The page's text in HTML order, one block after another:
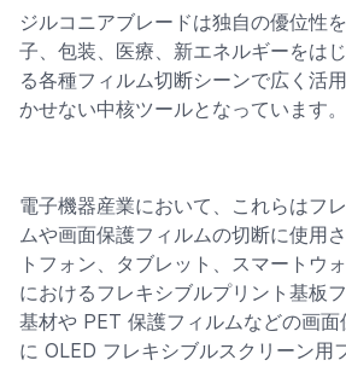
ジルコニアブレードは独自の優位性
子、包装、医療、新エネルギーをは
る各種フィルム切断シーンで広く活
かせない中核ツールとなっています。
電子機器産業において、これらはフ
ムや画面保護フィルムの切断に使用
トフォン、タブレット、スマートウ
におけるフレキシブルプリント基板
基材や PET 保護フィルムなどの画面
に OLED フレキシブルスクリーン用